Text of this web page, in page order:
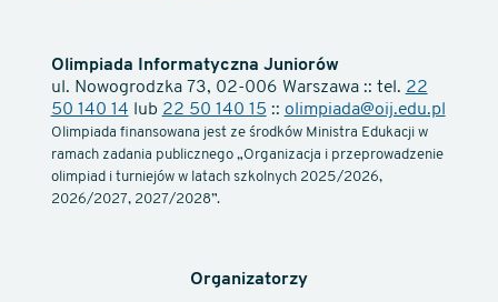
Olimpiada Informatyczna Juniorów
ul. Nowogrodzka 73, 02-006 Warszawa :: tel. 22
50 140 14 lub 22 50 140 15 :: olimpiada@oij.edu.pl
Olimpiada finansowana jest ze środków Ministra Edukacji w
ramach zadania publicznego „Organizacja i przeprowadzenie
olimpiad i turniejów w latach szkolnych 2025/2026,
2026/2027, 2027/2028”.
Organizatorzy